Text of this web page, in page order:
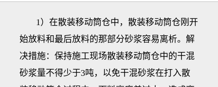
1）在散装移动筒仓中，散装移动筒仓刚开
始放料和最后放料的那部分砂浆容易离析。解
决措施：保持施工现场散装移动筒仓中的干混
砂浆量不得少于3吨，以免干混砂浆在打入散